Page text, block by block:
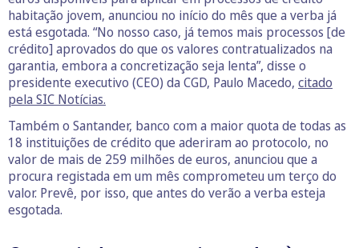
habitação jovem, anunciou no início do mês que a verba já
está esgotada. “No nosso caso, já temos mais processos [de
crédito] aprovados do que os valores contratualizados na
garantia, embora a concretização seja lenta”, disse o
presidente executivo (CEO) da CGD, Paulo Macedo, citado
pela SIC Notícias.
Também o Santander, banco com a maior quota de todas as
18 instituições de crédito que aderiram ao protocolo, no
valor de mais de 259 milhões de euros, anunciou que a
procura registada em um mês comprometeu um terço do
valor. Prevê, por isso, que antes do verão a verba esteja
esgotada.